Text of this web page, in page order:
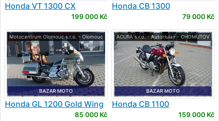
Honda VT 1300 CX
199 000 Kč
Honda CB 1300
79 000 Kč
Motocentrum Olomouc s.r.o. - Olomouc
BAZAR MOTO
Honda GL 1200 Gold Wing
85 000 Kč
ACURA s.r.o. - AutoHulan - CHOMUTOV
BAZAR MOTO
Honda CB 1100
159 000 Kč